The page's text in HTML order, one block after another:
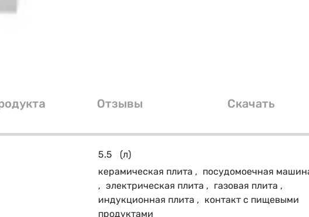
Отзывы Скачать
5.5
(л)
керамическая плита , посудомоечная
, электрическая плита , газовая плита ,
индукционная плита , контакт с пищевыми
продуктами